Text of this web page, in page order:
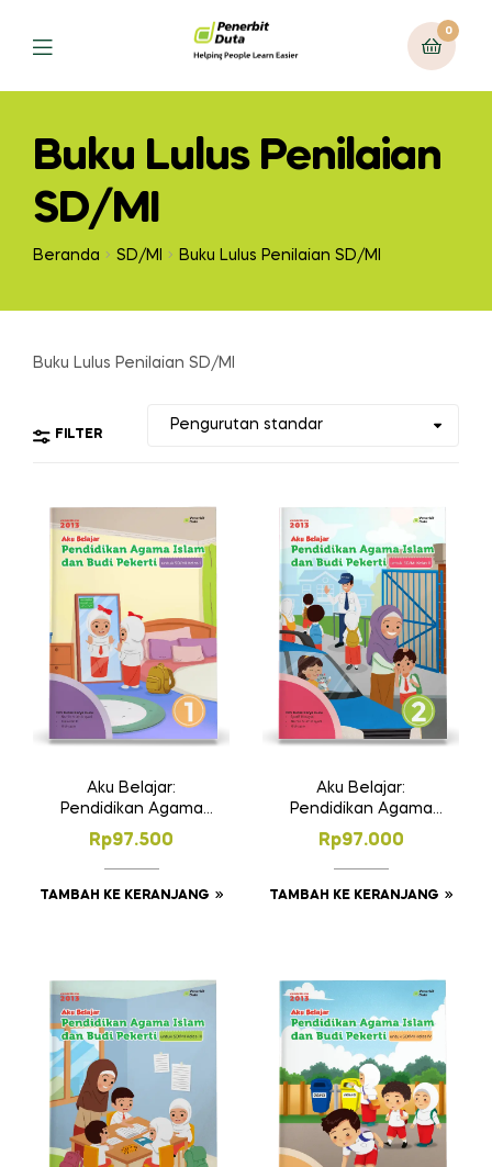
Menu
0
Buku Lulus Penilaian
SD/MI
Beranda SD/MI Buku Lulus Penilaian SD/MI
Buku Lulus Penilaian SD/MI
FILTER
Aku Belajar:
Pendidikan Agama
Islam dan Budi
Pekerti SD Kelas 1
Rp97.500
TAMBAH KE KERANJANG
Aku Belajar:
Pendidikan Agama
Islam dan Budi
Pekerti SD Kelas 2
Rp97.000
TAMBAH KE KERANJANG